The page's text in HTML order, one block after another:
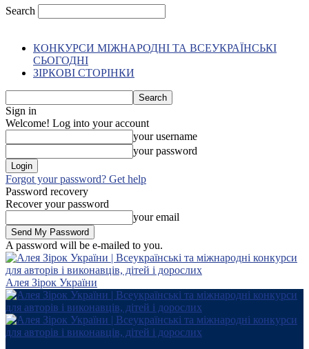
Search
КОНКУРСИ МІЖНАРОДНІ ТА ВСЕУКРАЇНСЬКІ
СЬОГОДНІ
ЗІРКОВІ СТОРІНКИ
Sign in
Welcome! Log into your account
your username
your password
Forgot your password? Get help
Password recovery
Recover your password
your email
A password will be e-mailed to you.
Алея Зірок України